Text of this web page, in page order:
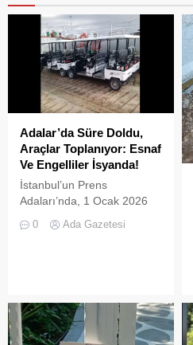
Adalar’da Süre Doldu,
Araçlar Toplanıyor: Esnaf
Ve Engelliler İsyanda!
İstanbul’un Prens
Adaları’nda, 1 Ocak 2026
L2 sınıfı (3 tekerlekli)
İki kez uzatılarak 31
Temmuz 2026 tarihine
0 Ada Gazetesi